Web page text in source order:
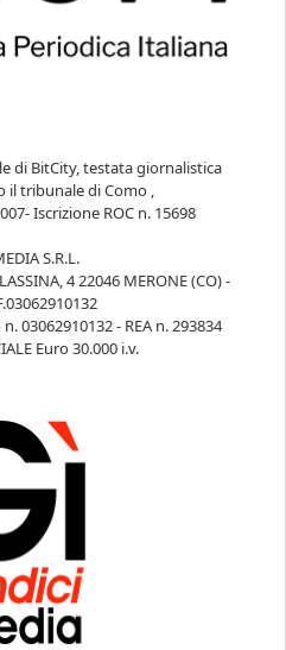
di BitCity, testata giornalistica
il tribunale di Como ,
Iscrizione ROC n. 15698
S.R.L.
4 22046 MERONE (CO) -
03062910132 - REA n. 293834
Euro 30.000 i.v.